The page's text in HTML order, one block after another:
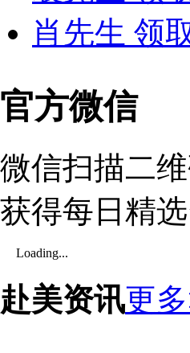
肖先生 领
官方微信
微信扫描二
获得每日精
Loading...
赴美资讯更